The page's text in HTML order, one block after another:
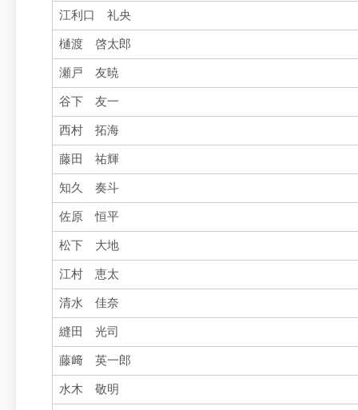
江利口 礼央
樋渡 啓太郎
瀬戸 友暁
谷下 友一
西村 拓海
藤田 祐輝
知久 奏斗
佐原 恒平
松下 大地
江村 恵太
清水 佳奈
縫田 光司
藤﨑 英一郎
水木 敬明